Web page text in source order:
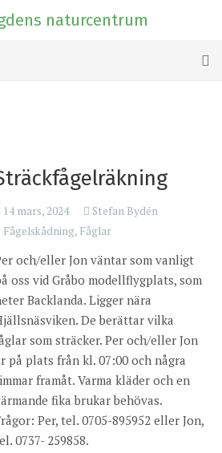
naturcentrum
14 mars, 2024
Stefan Bydén
Fågelskådning, Fåglar
och/eller Jon väntar som vanligt
oss vid Gråbo modellflygplats, som
Backlanda. Ligger nära
De berättar vilka
som sträcker. Per och/eller Jon
på plats från kl. 07:00 och några
framåt. Varma kläder och en
fika brukar behövas.
Per, tel. 0705-895952 eller Jon,
0737- 259858.